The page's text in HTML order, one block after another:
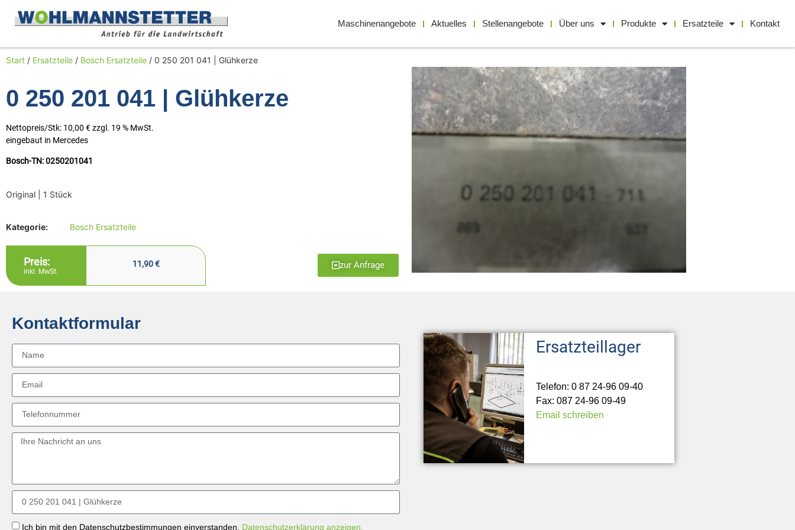
Maschinenangebote Aktuelles Stellenangebote Über uns Produkte Ersatzteile Kontakt
Start / Ersatzteile / Bosch Ersatzteile / 0 250 201 041 | Glühkerze
0 250 201 041 | Glühkerze
Nettopreis/Stk: 10,00 € zzgl. 19 % MwSt.
eingebaut in Mercedes
Bosch-TN: 0250201041
Original | 1 Stück
Kategorie: Bosch Ersatzteile
Preis:
inkl. MwSt.
11,90€ zur Anfrage
Kontaktformular
Ich bin mit den Datenschutzbestimmungen einverstanden. Datenschutzerklärung anzeigen.
Ersatzteillager
Telefon: 0 87 24-96 09-40
Fax: 087 24-96 09-49
Email schreiben